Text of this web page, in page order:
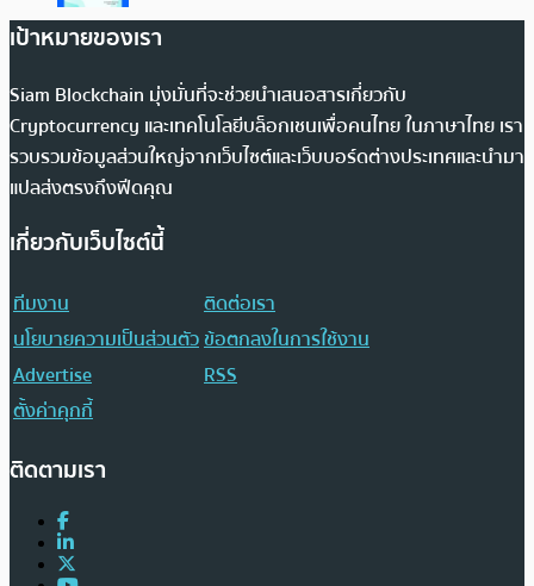
เป้าหมายของเรา
Siam Blockchain มุ่งมั่นที่จะช่วยนำเสนอสารเกี่ยวกับ
Cryptocurrency และเทคโนโลยีบล็อกเชนเพื่อคนไทย ในภาษาไทย เรา
รวบรวมข้อมูลส่วนใหญ่จากเว็บไซต์และเว็บบอร์ดต่างประเทศและนำมา
แปลส่งตรงถึงฟีดคุณ
เกี่ยวกับเว็บไซต์นี้
ทีมงาน
ติดต่อเรา
นโยบายความเป็นส่วนตัวข้อตกลงในการใช้งาน
Advertise
RSS
ตั้งค่าคุกกี้
ติดตามเรา